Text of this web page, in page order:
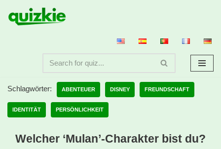
Zum
Schlagwörter: ABENTEUER DISNEY FREUNDSCHAFT
IDENTITÄT PERSÖNLICHKEIT
Welcher ‘Mulan’-Charakter bist du?